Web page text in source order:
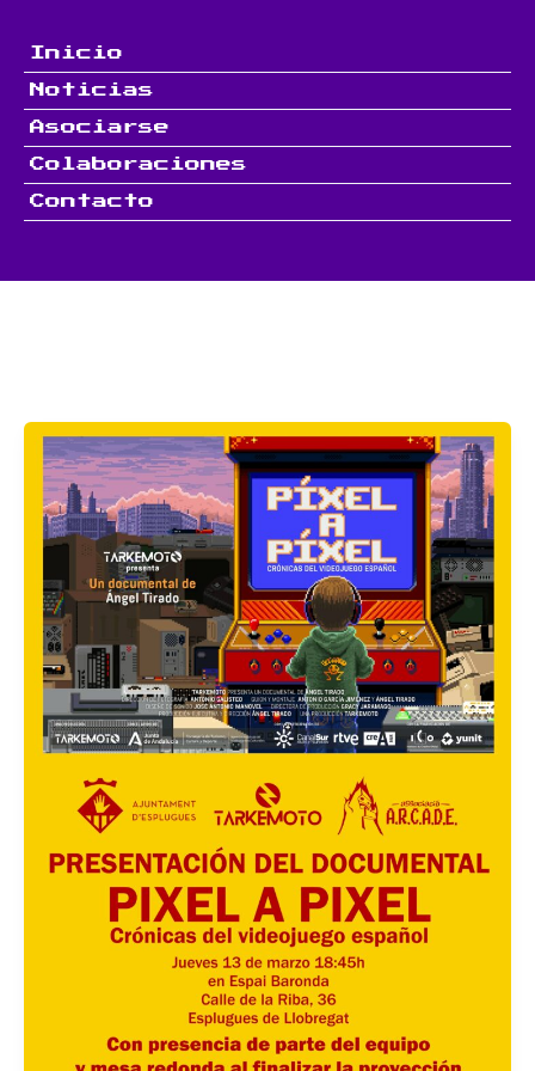
contenido
Inicio
Noticias
Asociarse
Colaboraciones
Contacto